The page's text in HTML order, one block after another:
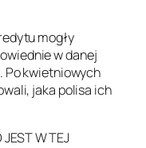
mogły
w danej
Po kwietniowych
jaka polisa ich
W TEJ